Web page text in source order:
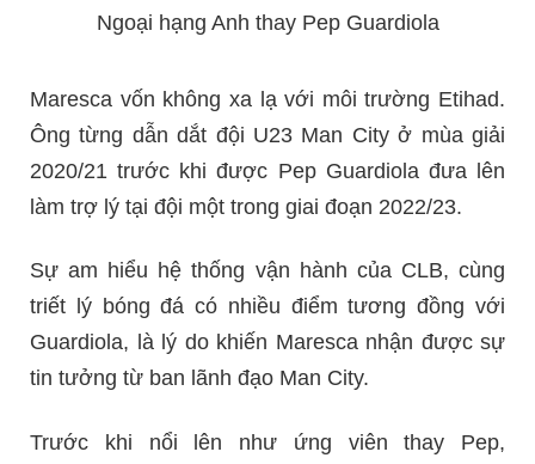
Maresca vốn không xa lạ với môi trường Etihad.
Ông từng dẫn dắt đội U23 Man City ở mùa giải
2020/21 trước khi được Pep Guardiola đưa lên
làm trợ lý tại đội một trong giai đoạn 2022/23.
Sự am hiểu hệ thống vận hành của CLB, cùng
triết lý bóng đá có nhiều điểm tương đồng với
Guardiola, là lý do khiến Maresca nhận được sự
tin tưởng từ ban lãnh đạo Man City.
Trước khi nổi lên như ứng viên thay Pep,